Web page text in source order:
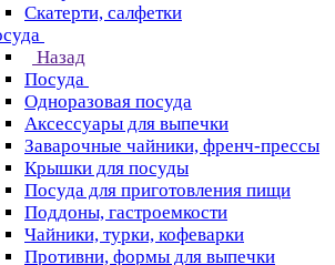
Скатерти, салфетки
Назад
Посуда
Одноразовая посуда
Аксессуары для выпечки
Заварочные чайники, френч-прессы
Крышки для посуды
Посуда для приготовления пищи
Поддоны, гастроемкости
Чайники, турки, кофеварки
Противни, формы для выпечки